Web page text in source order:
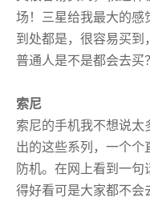
场！三星给我最大的感
到处都是，很容易买到
普通人是不是都会去买
索尼
索尼的手机我不想说太
出的这些系列，一个个
防机。在网上看到一句
得好看可是大家都不会